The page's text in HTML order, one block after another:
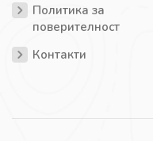
Политика за
поверителност
Контакти